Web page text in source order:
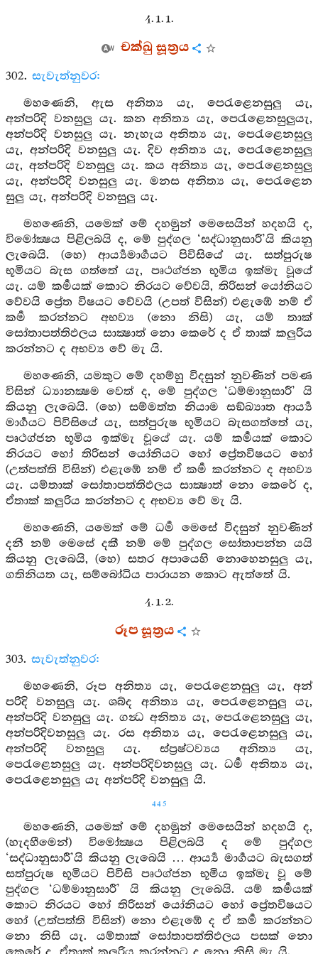
4. 1. 1.
චක්ඛු සූත්‍රය
302. සැවැත්නුවර:
මහණෙනි, ඇස අනිත්‍ය යැ, පෙරැළෙනසුලු යැ,
අන්පරිදි වනසුලු යැ. කන අනිත්‍ය යැ, පෙරැළෙනසුලුයැ,
අන්පරිදි වනසුලු යැ. නැහැය අනිත්‍ය යැ, පෙරැළෙනසුලු
යැ, අන්පරිදි වනසුලු යැ. දිව අනිත්‍ය යැ, පෙරැළෙනසුලු
යැ, අන්පරිදි වනසුලු යැ. කය අනිත්‍ය යැ, පෙරැළෙනසුලු
යැ, අන්පරිදි වනසුලු යැ. මනස අනිත්‍ය යැ, පෙරැළෙන
සුලු යැ, අන්පරිදි වනසුලු යැ.
මහණෙනි, යමෙක් මේ දහමුන් මෙසෙයින් හදහයි ද,
විමෝක්‍ෂය පිළිලබයි ද, මේ පුද්ගල ‘සද්ධානුසාරී’යි කියනු
ලැබෙයි. (හෙ) ආර්‍ය්‍යමාර්‍ගයට පිවිසියේ යැ. සත්පුරුෂ
භූමියට බැස ගත්තේ යැ, පෘථග්ජන භූමිය ඉක්මැ වූයේ
යැ. යම් කර්‍මයක් කොට නිරයට වේවයි, තිරිසන් යෝනියට
වේවයි ප්‍රේත විෂයට වේවයි (උපත් විසින්) එළැඹේ නම් ඒ
කර්‍ම කරන්නට අභව්‍ය (නො නිසි) යැ, යම් තාක්
සෝතාපත්තිඵලය සාක්‍ෂාත් නො කෙරේ ද ඒ තාක් කලුරිය
කරන්නට ද අභව්‍ය වේ මැ යි.
මහණෙනි, යමකුට මේ දහම්හු විදසුන් නුවණින් පමණ
විසින් ධ්‍යානක්‍ෂම වෙත් ද, මේ පුද්ගල ‘ධම්මානුසාරී’ යි
කියනු ලැබෙයි. (හෙ) සම්මත්ත නියාම සඞ්ඛ්‍යාත ආර්‍ය්‍ය
මාර්‍ගයට පිවිසියේ යැ, සත්පුරුෂ භූමියට බැසගත්තේ යැ,
පෘථග්ජන භූමිය ඉක්මැ වූයේ යැ. යම් කර්‍මයක් කොට
නිරයට හෝ තිරිසන් යෝනියට හෝ ප්‍රේතවිෂයට හෝ
(උත්පත්ති විසින්) එළැඹේ නම් ඒ කර්‍ම කරන්නට ද අභව්‍ය
යැ. යම්තාක් සෝතාපත්තිඵලය සාක්‍ෂාත් නො කෙරේ ද,
ඒතාක් කලුරිය කරන්නට ද අභව්‍ය වේ මැ යි.
මහණෙනි, යමෙක් මේ ධර්‍ම මෙසේ විදසුන් නුවණින්
දනී නම් මෙසේ දකී නම් මේ පුද්ගල සෝතාපන්න යයි
කියනු ලැබෙයි, (හෙ) සතර අපායෙහි නොහෙනසුලු යැ,
ගතිනියත යැ, සම්බෝධිය පාරායන කොට ඇත්තේ යි.
4. 1. 2.
රූප සූත්‍රය
303. සැවැත්නුවර:
මහණෙනි, රූප අනිත්‍ය යැ, පෙරැළෙනසුලු යැ, අන්
පරිදි වනසුලු යැ. ශබ්ද අනිත්‍ය යැ, පෙරැළෙනසුලු යැ,
අන්පරිදි වනසුලු යැ. ගන්‍ධ අනිත්‍ය යැ, පෙරැළෙනසුලු යැ,
අන්පරිදිවනසුලු යැ. රස අනිත්‍ය යැ, පෙරැළෙනසුලු යැ,
අන්පරිදි වනසුලු යැ. ස්ප්‍රෂ්ටව්‍යය අනිත්‍ය යැ,
පෙරැළෙනසුලු යැ. අන්පරිදිවනසුලු යැ. ධර්‍ම අනිත්‍ය යැ,
පෙරැළෙනසුලු යැ අන්පරිදි වනසුලු යි.
445
මහණෙනි, යමෙක් මේ දහමුන් මෙසෙයින් හදහයි ද,
(හැදහීමෙන්) විමෝක්‍ෂය පිළිලබයි ද මේ පුද්ගල
‘සද්ධානුසාරී’යි කියනු ලැබෙයි … ආර්‍ය්‍ය මාර්‍ගයට බැසගත්
සත්පුරුෂ භූමියට පිවිසි පෘථග්ජන භූමිය ඉක්මැ වූ මේ
පුද්ගල ‘ධම්මානුසාරී’ යි කියනු ලැබෙයි. යම් කර්‍මයක්
කොට නිරයට හෝ තිරිසන් යෝනියට හෝ ප්‍රේතවිෂයට
හෝ (උත්පත්ති විසින්) නො එළැඹේ ද ඒ කර්‍ම කරන්නට
නො නිසි යැ. යම්තාක් සෝතාපත්තිඵලය පසක් නො